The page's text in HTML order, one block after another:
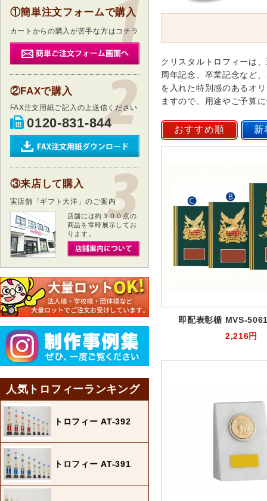
クリスタルトロフィーは
周年記念、卒業記念など
を入れた特別感のあるオ
ますので、用途やご予算
即配表彰楯 MVS-
2,216円
①簡単注文フォームで購入
カートからの購入が苦手な方はコチラ
②FAXで購入
FAX注文用紙ご記入の上送信ください
0120-831-844
③来店して購入
実店舗「ギフト大洋」のご案内
店舗には約３００点の
商品を常時展示してお
ります。
人気トロフィーランキング
トロフィー AT-392
トロフィー AT-391